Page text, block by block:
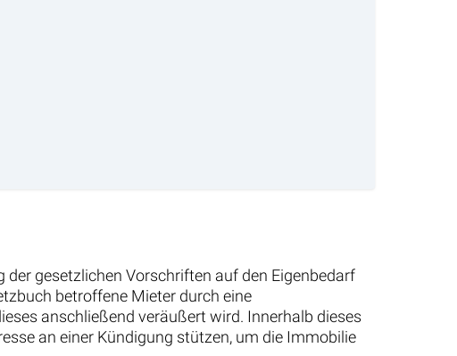
gesetzlichen Vorschriften auf den Eigenbedarf
betroffene Mieter durch eine
anschließend veräußert wird. Innerhalb dieses
an einer Kündigung stützen, um die Immobilie